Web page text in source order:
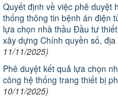
Quyết định về việc phê duyệt
thống thông tin bệnh án điện
lựa chọn nhà thầu Đầu tư
xây dựng Chính quyền số,
11/11/2025)
Phê duyệt kết quả lựa chọn
công hệ thống trang thiết bị
10/11/2025)